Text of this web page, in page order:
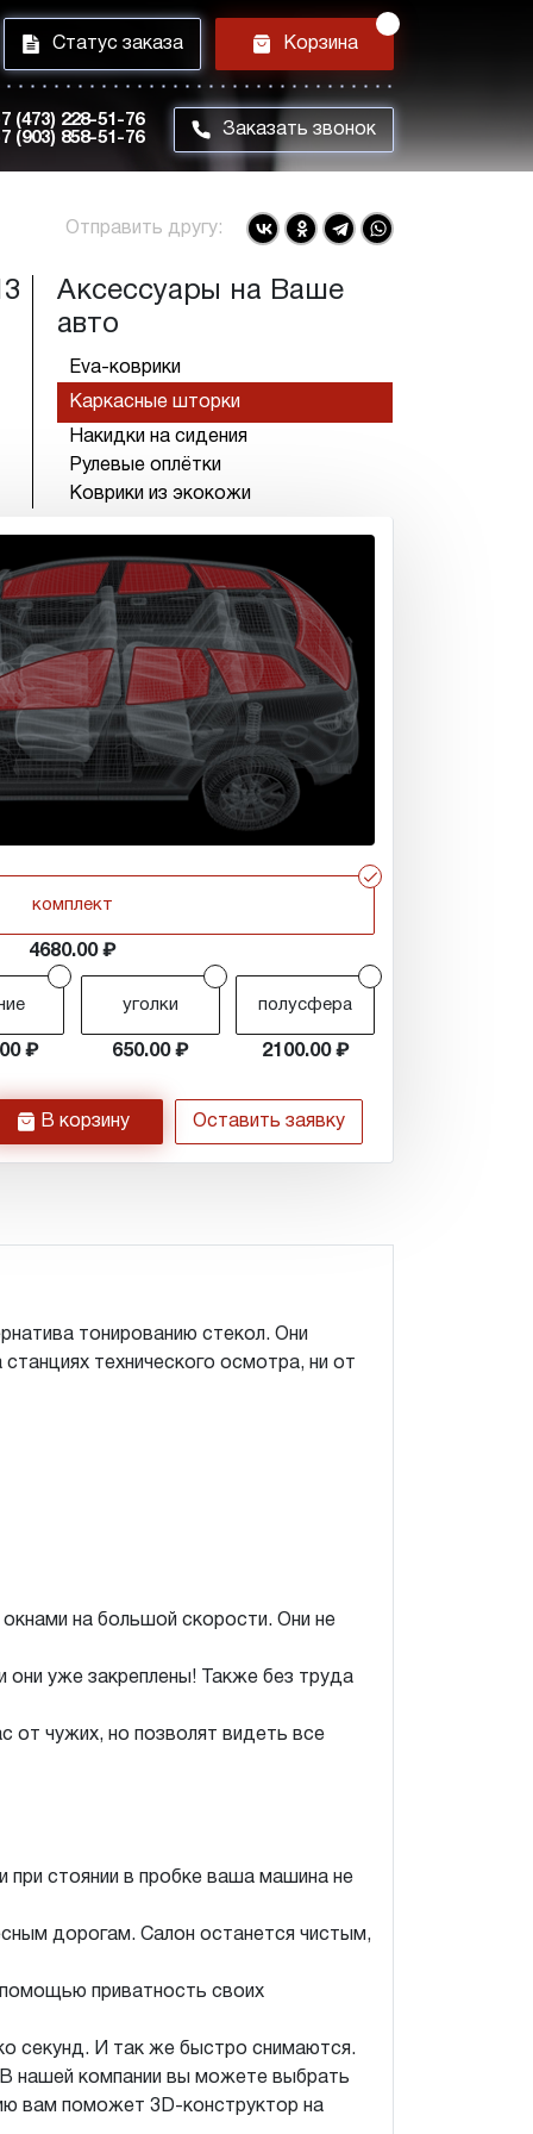
i Статус заказа h Корзина
(473) 228-51-76
(903) 858-51-76
m Заказать звонок
Отправить другу:
Аксессуары на Ваше
авто
Eva-коврики
Каркасные шторки
Накидки на сидения
Рулевые оплётки
Коврики из экокожи
r
комплект
4680.00
уголки
650.00
полусфера
2100.00
h В корзину Оставить заявку
тонированию стекол. Они
технического осмотра, ни от
на большой скорости. Они не
они уже закреплены! Также без труда
от чужих, но позволят видеть все
при стоянии в пробке ваша машина не
дорогам. Салон останется чистым,
приватность своих
секунд. И так же быстро снимаются.
нашей компании вы можете выбрать
вам поможет 3D-конструктор на